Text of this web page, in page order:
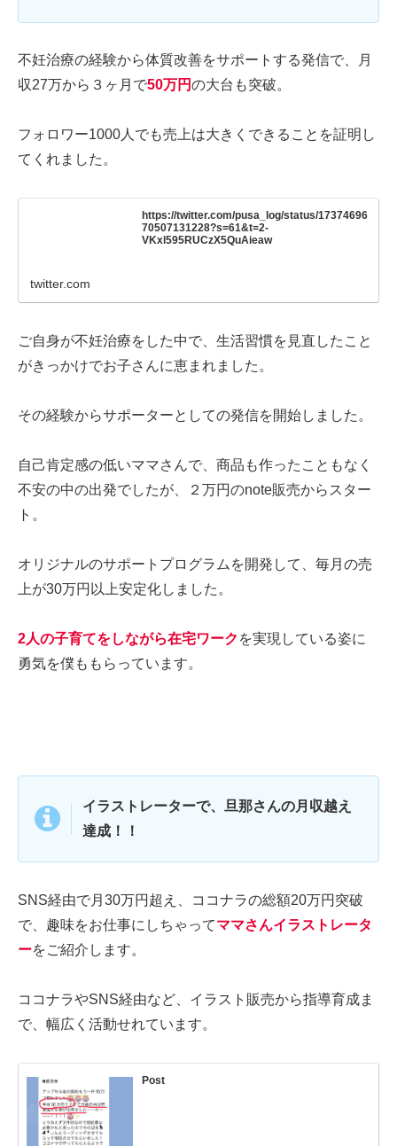
不妊治療の経験から体質改善をサポートする発信で、月
収27万から３ヶ月で50万円の大台も突破。
フォロワー1000人でも売上は大きくできることを証明し
てくれました。
https://twitter.com/pusa_log/status/17374696
70507131228?s=61&t=2-
VKxl595RUCzX5QuAieaw
twitter.com
ご自身が不妊治療をした中で、生活習慣を見直したこと
がきっかけでお子さんに恵まれました。
その経験からサポーターとしての発信を開始しました。
自己肯定感の低いママさんで、商品も作ったこともなく
不安の中の出発でしたが、２万円のnote販売からスター
ト。
オリジナルのサポートプログラムを開発して、毎月の売
上が30万円以上安定化しました。
2人の子育てをしながら在宅ワーク を実現している姿に
勇気を僕ももらっています。
イラストレーターで、旦那さんの月収越え
達成！！
SNS経由で月30万円超え、ココナラの総額20万円突破
で、趣味をお仕事にしちゃってママさんイラストレータ
ーをご紹介します。
ココナラやSNS経由など、イラスト販売から指導育成ま
で、幅広く活動せれています。
Post